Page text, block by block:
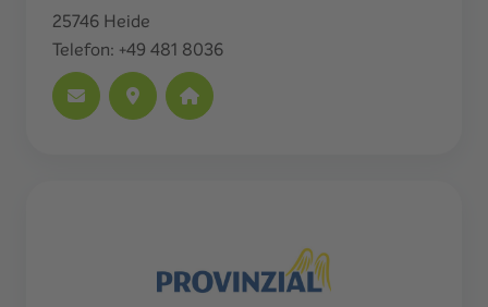
25746 Heide
Telefon: +49 481 8036